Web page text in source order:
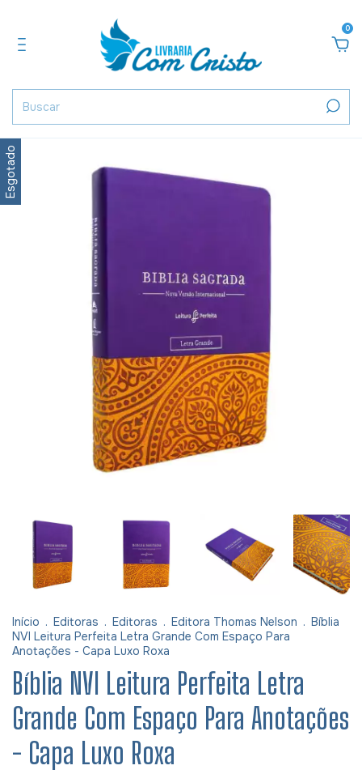
0
Esgotado
Início . Editoras . Editoras . Editora Thomas Nelson . Bíblia
NVI Leitura Perfeita Letra Grande Com Espaço Para
Anotações - Capa Luxo Roxa
Bíblia NVI Leitura Perfeita Letra
Grande Com Espaço Para Anotações
- Capa Luxo Roxa